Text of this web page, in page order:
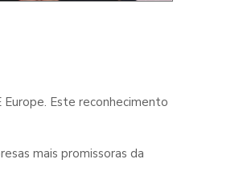
Europe. Este reconhecimento
mais promissoras da